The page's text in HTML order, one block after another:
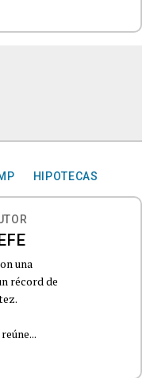
HIPOTECAS
una
récord de